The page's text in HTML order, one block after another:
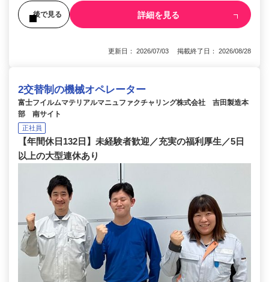
後で見る 詳細を見る
更新日： 2026/07/03 掲載終了日： 2026/08/28
2交替制の機械オペレーター
富士フイルムマテリアルマニュファクチャリング株式会社 吉田製造本
部 南サイト
正社員
【年間休日132日】未経験者歓迎／充実の福利厚生／5日
以上の大型連休あり